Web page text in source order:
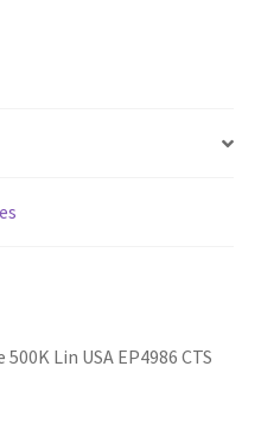
Lin USA EP4986 CTS